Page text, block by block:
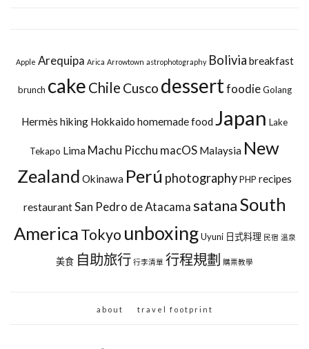
Apple Arequipa Arica Arrowtown astrophotography Bolivia breakfast
brunch cake Chile Cusco dessertfoodie Golang
Hermès hiking Hokkaido homemade food Japan Lake
Tekapo Lima Machu Picchu macOS Malaysia New
Zealand Okinawa Perú photographyPHP recipes
restaurantSan Pedro de Atacama satanaSouth
AmericaTokyo unboxing Uyuni 日式料理 民宿 溫泉
美食 自助旅行 行李清單 行程規劃 購票教學
about travel footprint